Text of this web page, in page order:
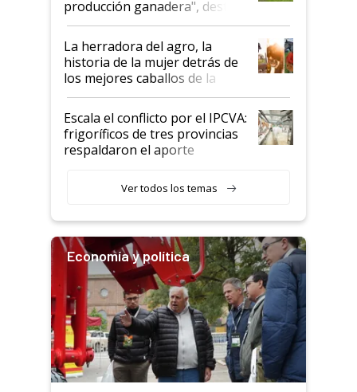
producción ganadera", destaca
la iniciativa que ya reúne a 46
establecimientos en Argentina
La herradora del agro, la
historia de la mujer detrás de
los mejores caballos de la
Argentina y los mitos que
todavía hacen sufrir a estos
animales: "Mientras me
descalificaban, yo seguí
haciendo currículum"
Escala el conflicto por el IPCVA:
frigoríficos de tres provincias
respaldaron el aporte
Ver todos los temas
Economía y política